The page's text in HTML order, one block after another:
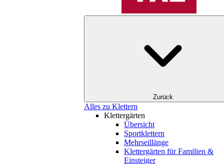
Zurück
Alles zu Klettern
Klettergärten
Übersicht
Sportklettern
Mehrseillänge
Klettergärten für Familien &
Einsteiger